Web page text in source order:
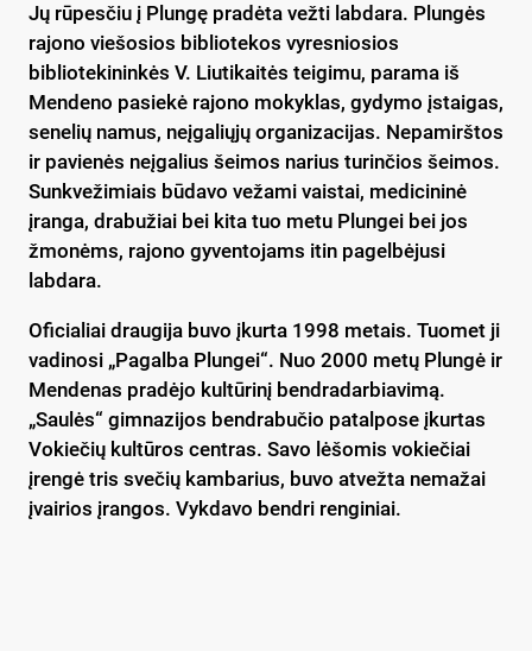
Jų rūpesčiu į Plungę pradėta vežti labdara. Plungės
rajono viešosios bibliotekos vyresniosios
bibliotekininkės V. Liutikaitės teigimu, parama iš
Mendeno pasiekė rajono mokyklas, gydymo įstaigas,
senelių namus, neįgaliųjų organizacijas. Nepamirštos
ir pavienės neįgalius šeimos narius turinčios šeimos.
Sunkvežimiais būdavo vežami vaistai, medicininė
įranga, drabužiai bei kita tuo metu Plungei bei jos
žmonėms, rajono gyventojams itin pagelbėjusi
labdara.
Oficialiai draugija buvo įkurta 1998 metais. Tuomet ji
vadinosi „Pagalba Plungei“. Nuo 2000 metų Plungė ir
Mendenas pradėjo kultūrinį bendradarbiavimą.
„Saulės“ gimnazijos bendrabučio patalpose įkurtas
Vokiečių kultūros centras. Savo lėšomis vokiečiai
įrengė tris svečių kambarius, buvo atvežta nemažai
įvairios įrangos. Vykdavo bendri renginiai.